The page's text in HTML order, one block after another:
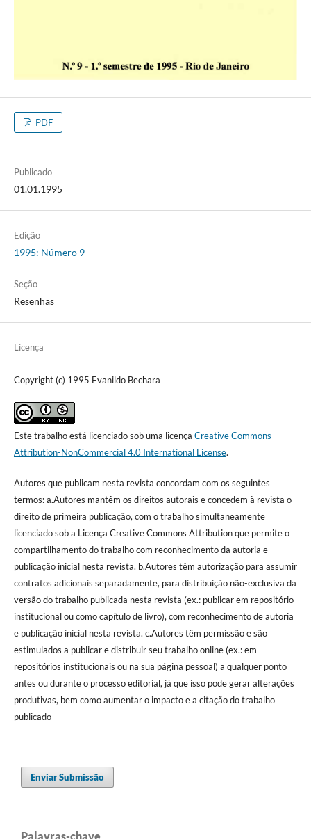
PDF
Publicado
01.01.1995
Edição
1995: Número 9
Seção
Resenhas
Licença
Copyright (c) 1995 Evanildo Bechara
Este trabalho está licenciado sob uma licença Creative Commons
Attribution-NonCommercial 4.0 International License.
Autores que publicam nesta revista concordam com os seguintes
termos: a.Autores mantêm os direitos autorais e concedem à revista o
direito de primeira publicação, com o trabalho simultaneamente
licenciado sob a Licença Creative Commons Attribution que permite o
compartilhamento do trabalho com reconhecimento da autoria e
publicação inicial nesta revista. b.Autores têm autorização para assumir
contratos adicionais separadamente, para distribuição não-exclusiva da
versão do trabalho publicada nesta revista (ex.: publicar em repositório
institucional ou como capítulo de livro), com reconhecimento de autoria
e publicação inicial nesta revista. c.Autores têm permissão e são
estimulados a publicar e distribuir seu trabalho online (ex.: em
repositórios institucionais ou na sua página pessoal) a qualquer ponto
antes ou durante o processo editorial, já que isso pode gerar alterações
produtivas, bem como aumentar o impacto e a citação do trabalho
publicado
Enviar Submissão
Palavras-chave